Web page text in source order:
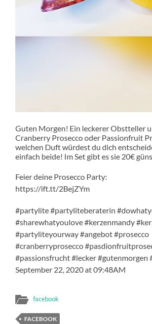
Guten Morgen! Ein leckerer Obstteller
Cranberry Prosecco oder Passionfruit
welchen Duft würdest du dich
einfach beide! Im Set gibt es sie 20€
Feier deine Prosecco Party:
https://ift.tt/2BejZYm
#partylite #partyliteberaterin
#sharewhatyoulove #kerzenmandy
#partyliteyourway #angebot #prosecco
#cranberryprosecco
#passionsfrucht #lecker #gutenmorgen
September 22, 2020 at 09:48AM
facebook
FACEBOOK